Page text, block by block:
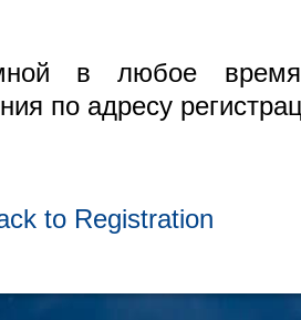
в любое время
по адресу
to Registration